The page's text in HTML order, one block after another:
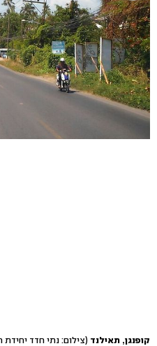
קופנגן, תאילנד (צילום: נתי חדד יחידת